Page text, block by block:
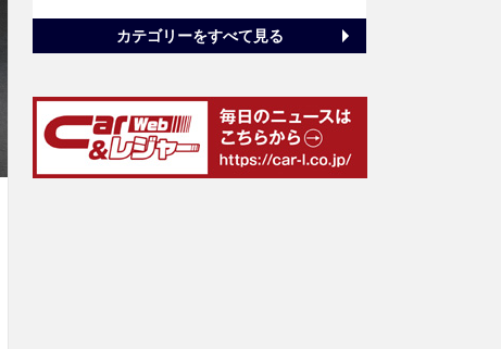
カテゴリーをすべて見る